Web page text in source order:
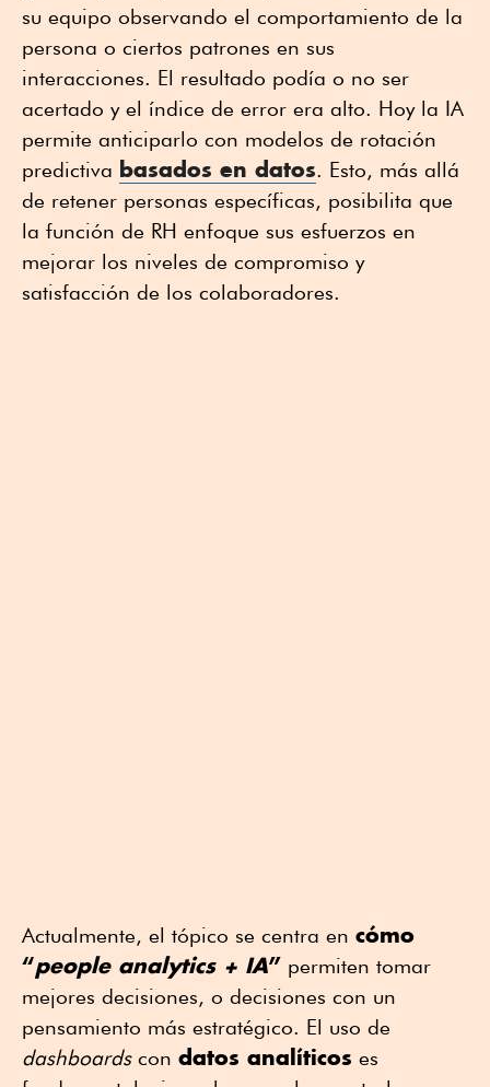
su equipo observando el comportamiento de la
persona o ciertos patrones en sus
interacciones. El resultado podía o no ser
acertado y el índice de error era alto. Hoy la IA
permite anticiparlo con modelos de rotación
predictiva basados en datos. Esto, más allá
de retener personas específicas, posibilita que
la función de RH enfoque sus esfuerzos en
mejorar los niveles de compromiso y
satisfacción de los colaboradores.
Actualmente, el tópico se centra en cómo
“people analytics + IA” permiten tomar
mejores decisiones, o decisiones con un
pensamiento más estratégico. El uso de
dashboardscon datos analíticos es